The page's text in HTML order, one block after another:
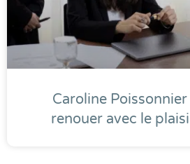
Caroline
renouer avec le